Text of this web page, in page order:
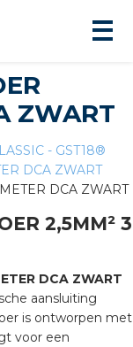
ZWART
- GST18®
2,5MM² 3
DCA ZWART
aansluiting
is ontworpen met
voor een